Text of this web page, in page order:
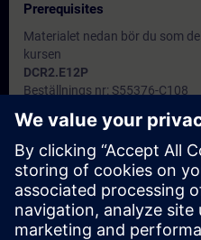
Prerequisites
Materialet nedan bör du som
kursen
DCR2.E12P
Beställnings nr: S55376-C108
Beställning nr: S55624-H105
UP258D31
Beställning nr: 5WG1258-2DB31
Note
-